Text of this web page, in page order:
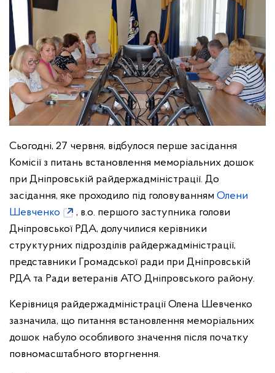
Сьогодні, 27 червня, відбулося перше засідання
Комісії з питань встановлення меморіальних дошок
при Дніпровській райдержадміністрації. До
засідання, яке проходило під головуванням Олени
Шевченко
, в.о. першого заступника голови
Дніпровської РДА, долучилися керівники
структурних підрозділів райдержадміністрації,
представники Громадської ради при Дніпровській
РДА та Ради ветеранів АТО Дніпровського району.
Керівниця райдержадміністрації Олена Шевченко
зазначила, що питання встановлення меморіальних
дошок набуло особливого значення після початку
повномасштабного вторгнення.